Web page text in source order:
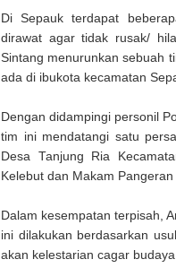
Di Sepauk terdapat
dirawat agar tidak rusak/
Sintang menurunkan sebuah
ada di ibukota kecamatan
Dengan didampingi personil
tim ini mendatangi satu
Desa Tanjung Ria
Kelebut dan Makam Pangeran
Dalam kesempatan terpisah,
ini dilakukan berdasarkan
akan kelestarian cagar